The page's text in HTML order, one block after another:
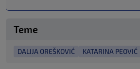
Teme
DALIJA OREŠKOVIĆ KATARINA PEOVIĆ